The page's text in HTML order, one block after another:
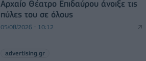
Αρχαίο Θέατρο Επιδαύρου άνοιξε τις
πύλες του σε όλους
05/08/2026 - 10:12
advertising.gr